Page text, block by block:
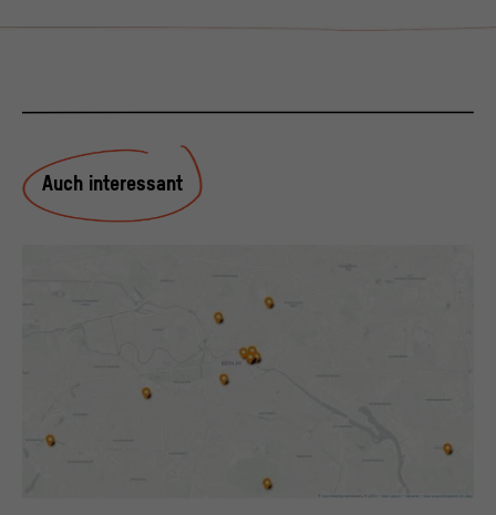
Auch interessant